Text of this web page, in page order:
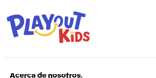
Acerca de nosotros.